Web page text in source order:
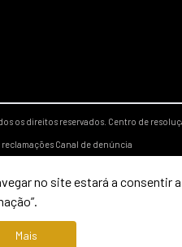
os direitos reservados. Centro de
reclamações Canal de denúncia
no site estará a consentir
Mais